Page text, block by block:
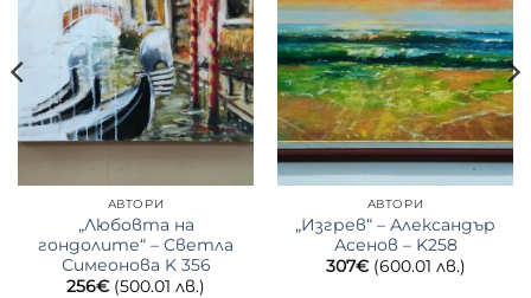
АВТОРИ
„Любовта на
гондолите“ – Светла
Симеонова K 356
256€ (500.01 лв.)
АВТОРИ
„Изгрев“ – Александър
Асенов – K258
307€ (600.01 лв.)